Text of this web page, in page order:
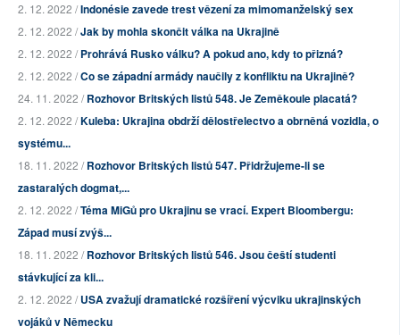
2. 12. 2022 /Indonésie zavede trest vězení za mimomanželský sex
2. 12. 2022 /Jak by mohla skončit válka na Ukrajině
2. 12. 2022 /Prohrává Rusko válku? A pokud ano, kdy to přizná?
2. 12. 2022 /Co se západní armády naučily z konfliktu na Ukrajině?
24. 11. 2022 /Rozhovor Britských listů 548. Je Zeměkoule placatá?
2. 12. 2022 /Kuleba: Ukrajina obdrží dělostřelectvo a obrněná vozidla, o
systému...
18. 11. 2022 /Rozhovor Britských listů 547. Přidržujeme-li se
zastaralých dogmat,...
2. 12. 2022 /Téma MiGů pro Ukrajinu se vrací. Expert Bloombergu:
Západ musí zvýš...
18. 11. 2022 /Rozhovor Britských listů 546. Jsou čeští studenti
stávkující za kli...
2. 12. 2022 /USA zvažují dramatické rozšíření výcviku ukrajinských
vojáků v Německu